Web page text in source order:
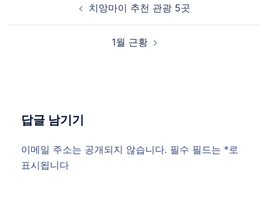
navigation 치앙마이 추천 관광 5곳
1월 근황
답글 남기기
이메일 주소는 공개되지 않습니다. 필수 필드는 *로
표시됩니다